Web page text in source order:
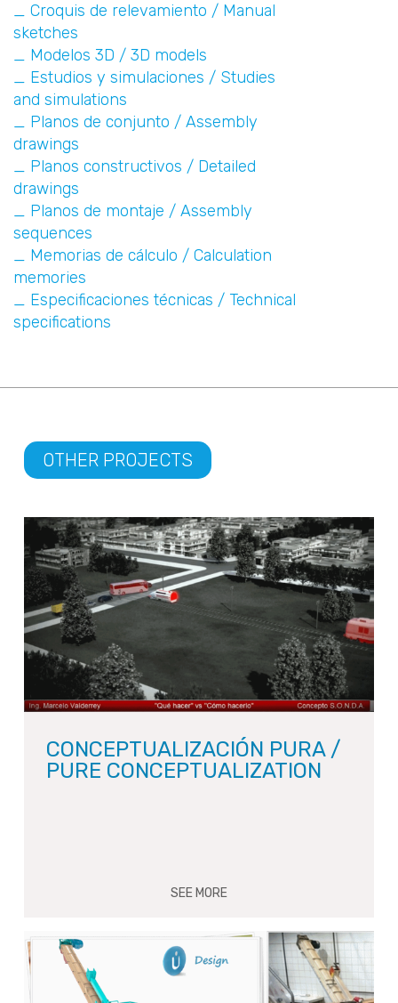
_ Croquis de relevamiento / Manual
sketches
_ Modelos 3D / 3D models
_ Estudios y simulaciones / Studies
and simulations
_ Planos de conjunto / Assembly
drawings
_ Planos constructivos / Detailed
drawings
_ Planos de montaje / Assembly
sequences
_ Memorias de cálculo / Calculation
memories
_ Especificaciones técnicas / Technical
specifications
OTHER PROJECTS
CONCEPTUALIZACIÓN PURA /
PURE CONCEPTUALIZATION
SEE MORE